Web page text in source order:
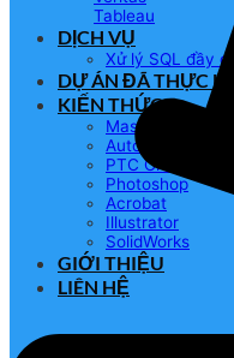
Tableau
DỊCH VỤ
Xử lý SQL đầy
DỰ ÁN ĐÃ THỰC
KIẾN THỨC
Mastercam
AutoCAD
PTC Creo
Photoshop
Acrobat
Illustrator
SolidWorks
GIỚI THIỆU
LIÊN HỆ